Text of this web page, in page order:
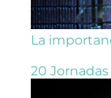
La
20